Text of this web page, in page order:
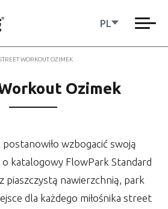
PL
WORKOUT OZIMEK
Ozimek
wzbogacić swoją
katalogowy FlowPark Standard
piaszczystą nawierzchnią, park
dla każdego miłośnika street